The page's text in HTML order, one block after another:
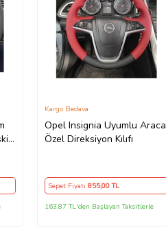
Opel Insignia Uyumlu Araca
Özel Direksiyon Kılıfı
Kargo Bedava
Sepet Fiyatı 855,00 TL
163,87 TL'den Başlayan Taksitlerle